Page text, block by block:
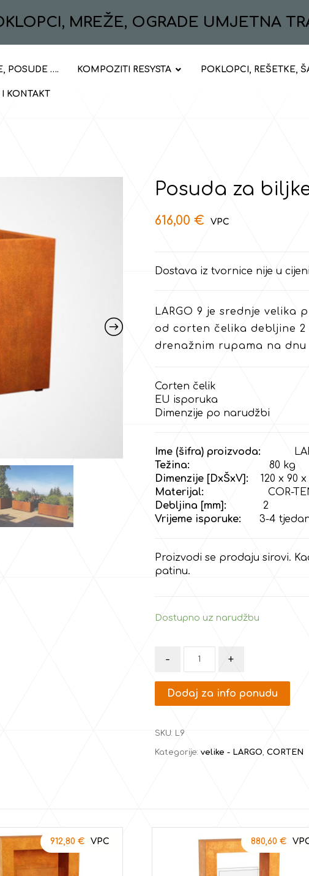
MREŽE, OGRADE UMJETNA
POSUDE …. KOMPOZITI RESYSTA POKLOPCI, REŠETKE,
I KONTAKT
Posuda za
616,00 €
Dostava iz tvornice nije u
LARGO 9 je srednje
od corten čelika debljine 2
drenažnim rupama na dnu
Corten čelik
EU isporuka
Dimenzije po narudžbi
Ime (šifra) proizvoda:
Težina:
80 kg
Dimenzije [DxŠxV]:
120 x 90 x
Materijal:
COR-
Debljina [mm]:
2
Vrijeme isporuke:
3-4
Proizvodi se prodaju sirovi.
patinu.
Dostupno uz narudžbu
- +
Dodaj za info ponudu
SKU: L9
Kategorije: velike - LARGO, CORTEN
912,80€ 880,60€